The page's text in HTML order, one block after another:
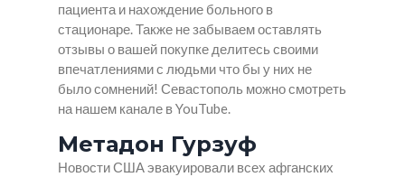
пациента и нахождение больного в
стационаре. Также не забываем оставлять
отзывы о вашей покупке делитесь своими
впечатлениями с людьми что бы у них не
было сомнений! Севастополь можно смотреть
на нашем канале в YouTube.
Метадон Гурзуф
Новости США эвакуировали всех афганских